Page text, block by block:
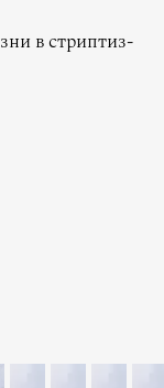
в стриптиз-